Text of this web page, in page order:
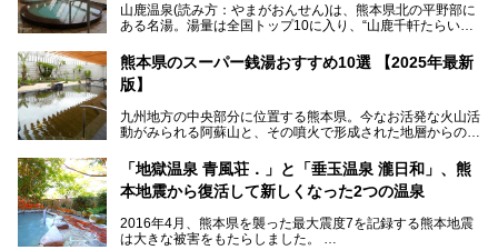
日、の合計8日間開催。今回は地元九州在住の筆者が、その
見所を徹底紹介。併せて、その他イベントや立ち寄り湯も併
山鹿温泉(読み方：やまがおんせん)は、熊本県北の平野部に
ある名湯。湯量は全国トップ10に入り、“山鹿千軒たらいな
泉質であり、お湯の良さにも定評があります。
今回は地元九州の温泉ライターの私が実際に入浴した中か
設・家族風呂の3パターンに分類し、合計10施設を厳選して
ご紹介。ぜひ、湯めぐりの参考にして下さいね！
熊本県のスーパー銭湯おすすめ10選 【2025年最新
版】
九州地方の中央部分に位置する熊本県。今なお活発な火山活
動がみられる阿蘇山と、その噴火で形成された地層からの湧
す。
そんな熊本県は、県内の至るところから温泉が湧いている温
泉県でもあります。山鹿温泉、玉名温泉、黒川温泉、人吉温
出すスーパー銭湯が豊富です。なかでも注目のスーパー銭湯
をピックアップしました。
「地獄温泉 青風荘．」と「垂玉温泉 瀧日和」、熊
本地震から復活して新しくなった2つの温泉
2016年4月、熊本県を襲った最大震度7を記録する熊本地震
は大きな被害をもたらしました。